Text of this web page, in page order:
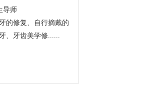
导师
的修复、自行摘戴的
、牙齿美学修......